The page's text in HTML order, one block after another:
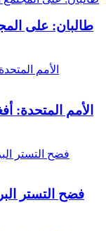
طالبان: على
الأمم المتحدة:
فضح التستر